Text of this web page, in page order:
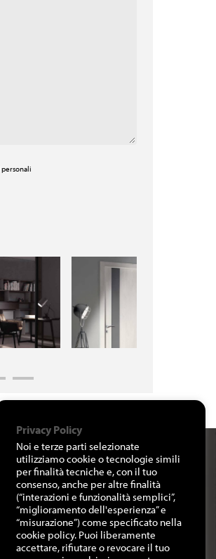
Privacy Policy
Noi e terze parti selezionate
utilizziamo cookie o tecnologie simili
per finalità tecniche e, con il tuo
consenso, anche per altre finalità
(“interazioni e funzionalità semplici”,
“miglioramento dell'esperienza” e
“misurazione”) come specificato nella
cookie policy. Puoi liberamente
accettare, rifiutare o revocare il tuo